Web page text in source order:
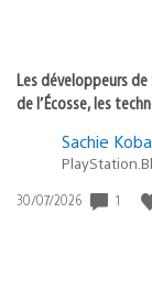
Les développeurs
de l’Écosse, les
Sachie
Date
30/07/2026 1